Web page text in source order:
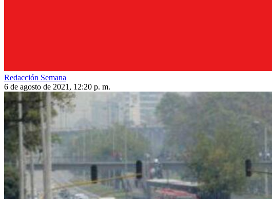
Redacción Semana
6 de agosto de 2021, 12:20 p. m.